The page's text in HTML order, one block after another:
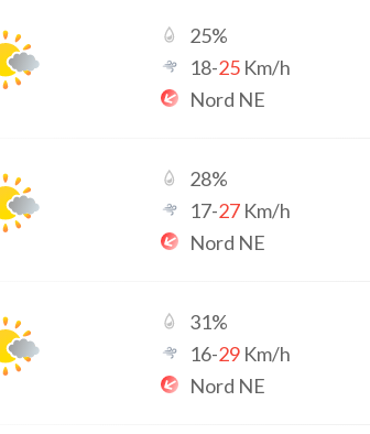
25%
18-25 Km/h
Nord NE
28%
17-27 Km/h
Nord NE
31%
16-29 Km/h
Nord NE